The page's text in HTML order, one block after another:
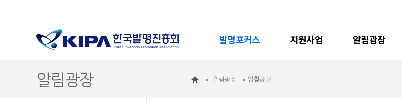
발명포커스 지원사업 알림광장
알림광장 알림광장 입찰공고